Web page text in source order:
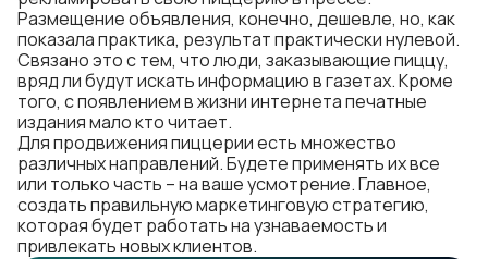
Размещение объявления, конечно, дешевле, но, как
показала практика, результат практически нулевой.
Связано это с тем, что люди, заказывающие пиццу,
вряд ли будут искать информацию в газетах. Кроме
того, с появлением в жизни интернета печатные
издания мало кто читает.
Для продвижения пиццерии есть множество
различных направлений. Будете применять их все
или только часть – на ваше усмотрение. Главное,
создать правильную маркетинговую стратегию,
которая будет работать на узнаваемость и
привлекать новых клиентов.